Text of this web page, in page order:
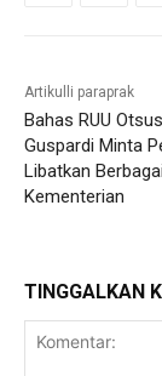
Artikulli paraprak
Bahas RUU
Guspardi Minta
Libatkan Berbagai
Kementerian
TINGGALKAN